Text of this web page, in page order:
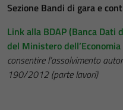
Sezione Bandi di gara e
Link alla BDAP (Banca
del Ministero
consentire l’assolvimento
190/2012 (parte lavori)